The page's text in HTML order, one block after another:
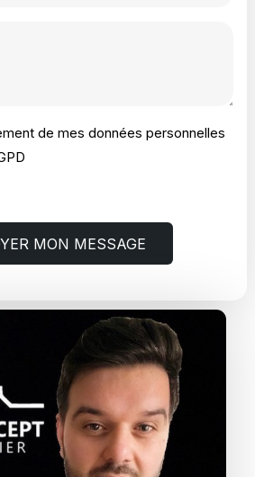
de mes données personnelles
MON MESSAGE